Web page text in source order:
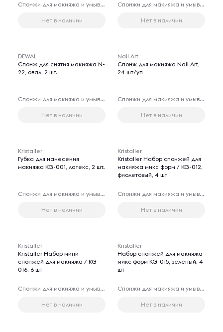
Спонжи для макияжа и умывания лица
Нет в наличии
Спонжи для макияжа и умывания лица
Нет в наличии
DEWAL
Спонж для снятия макияжа N-
22, овал, 2 шт.
Спонжи для макияжа и умывания лица
Нет в наличии
Nail Art
Спонж для макияжа Nail Art,
24 шт/уп
Спонжи для макияжа и умывания лица
Нет в наличии
Kristaller
Губка для нанесения
макияжа KG-001, латекс, 2 шт.
Спонжи для макияжа и умывания лица
Нет в наличии
Kristaller
Kristaller Набор спонжей для
макияжа микс форм / KG-012,
фиолетовый, 4 шт
Спонжи для макияжа и умывания лица
Нет в наличии
Kristaller
Kristaller Набор мини
спонжей для макияжа / KG-
016, 6 шт
Спонжи для макияжа и умывания лица
Нет в наличии
Kristaller
Набор спонжей для макияжа
микс форм KG-015, зеленый, 4
шт
Спонжи для макияжа и умывания лица
Нет в наличии